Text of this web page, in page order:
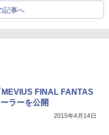
記事へ
FINAL FANTAS
ラーを公開
2015年4月14日